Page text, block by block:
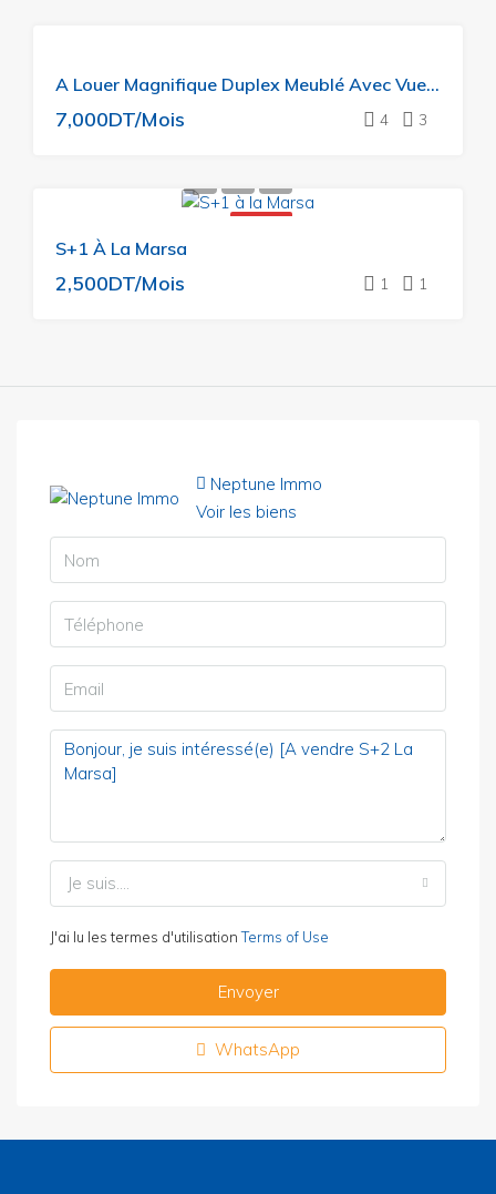
ON AIME
BEAUCOUP
A Louer Magnifique Duplex Meublé Avec Vue Mer
7,000DT/Mois 4 3
S+1 À La Marsa
2,500DT/Mois 1 1
Neptune Immo
Voir les biens
Je suis....
J'ai lu les termes d'utilisationTerms of Use
Envoyer
WhatsApp